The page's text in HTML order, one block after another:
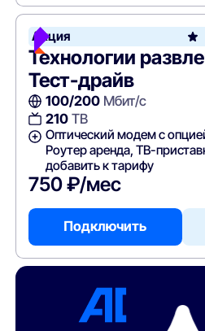
Акция
Технологии
Тест-драйв
100/200Мбит/с
210ТВ
Оптический модем с
Роутер аренда, ТВ-
добавить к тарифу
750 ₽/мес
Подключить